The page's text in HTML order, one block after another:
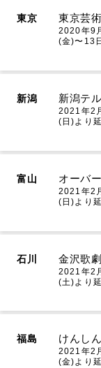
東京 東京芸
2020年9
(金)〜13
新潟 新潟テ
2021年2
(日)より
富山 オーバ
2021年2
(日)より
石川 金沢歌
2021年2
(土)より
福島 けんし
2021年2
(金)より